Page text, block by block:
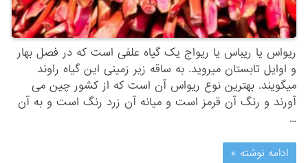
ریواس یا ریباس یا ریواج یک گیاه علفی است که در فصل بهار
و اوایل تابستان میروید. به ساقه زیر زمینی این گیاه راوند
میگویند. بهترین نوع ریواس آن است که از کشور چین می
آورند و رنگ آن قرمز است و میانه آن زرد رنگ است و به آن
…
ادامه نوشته »